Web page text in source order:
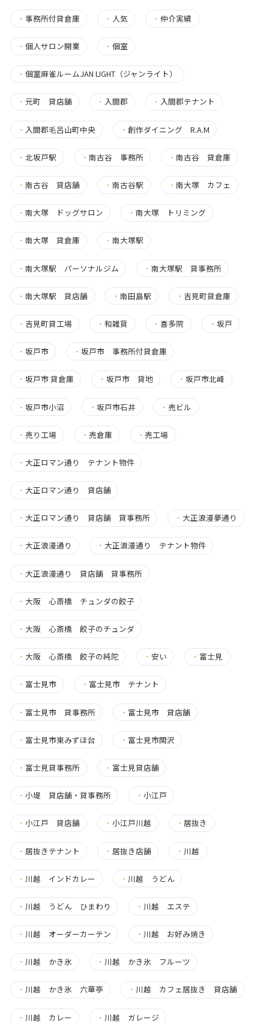
・ 事務所付貸倉庫 ・ 人気 ・仲介実績
・ 個人サロン開業 ・個室
・ 個室麻雀ルームJAN LIGHT（ジャンライト）
・ 元町 貸店舗 ・ 入間郡 ・ 入間郡テナント
・ 入間郡毛呂山町中央 ・創作ダイニング R.A.M
・ 北坂戸駅 ・南古谷 事務所 ・南古谷 貸倉庫
・ 南古谷 貸店舗 ・南古谷駅 ・南大塚 カフェ
・ 南大塚 ドッグサロン ・南大塚 トリミング
・ 南大塚 貸倉庫 ・南大塚駅
・ 南大塚駅 パーソナルジム ・南大塚駅 貸事務所
・ 南大塚駅 貸店舗 ・南田島駅 ・ 吉見町貸倉庫
・ 吉見町貸工場 ・和雑貨 ・喜多院 ・ 坂戸
・ 坂戸市 ・坂戸市 事務所付貸倉庫
・ 坂戸市 貸倉庫 ・坂戸市 貸地 ・坂戸市北峰
・ 坂戸市小沼 ・坂戸市石井 ・ 売ビル
・ 売り工場 ・ 売倉庫 ・ 売工場
・ 大正ロマン通り テナント物件
・ 大正ロマン通り 貸店舗
・ 大正ロマン通り 貸店舗 貸事務所 ・ 大正浪漫夢通り
・ 大正浪漫通り ・ 大正浪漫通り テナント物件
・ 大正浪漫通り 貸店舗 貸事務所
・ 大阪 心斎橋 チュンダの餃子
・ 大阪 心斎橋 餃子のチュンダ
・ 大阪 心斎橋 餃子の純陀 ・安い ・ 富士見
・ 富士見市 ・ 富士見市 テナント
・ 富士見市 貸事務所 ・ 富士見市 貸店舗
・ 富士見市東みずほ台 ・ 富士見市関沢
・ 富士見貸事務所 ・ 富士見貸店舗
・ 小堤 貸店舗・貸事務所 ・小江戸
・ 小江戸 貸店舗 ・小江戸川越 ・居抜き
・ 居抜きテナント ・ 居抜き店舗 ・ 川越
・ 川越 インドカレー ・ 川越 うどん
・ 川越 うどん ひまわり ・ 川越 エステ
・ 川越 オーダーカーテン ・ 川越 お好み焼き
・ 川越 かき氷 ・ 川越 かき氷 フルーツ
・ 川越 かき氷 六華亭 ・ 川越 カフェ居抜き 貸店舗
・ 川越 カレー ・ 川越 ガレージ